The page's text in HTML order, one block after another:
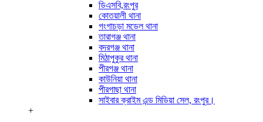
ডিএসবি,রংপুর
কোতয়ালী থানা
গংগাচড়া মডেল থানা
তারাগঞ্জ থানা
বদরগঞ্জ থানা
মিঠাপুকুর থানা
পীরগঞ্জ থানা
কাউনিয়া থানা
পীরগাছা থানা
সাইবার ক্রাইম এন্ড মিডিয়া সেল, রংপুর।
+